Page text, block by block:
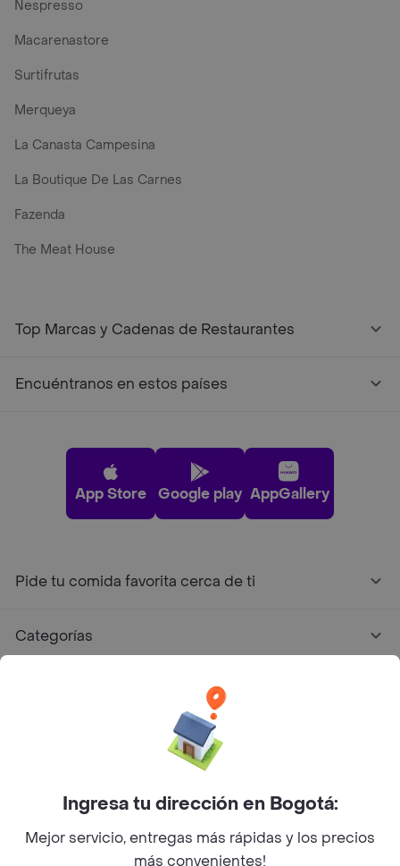
Nespresso
Macarenastore
Surtifrutas
Merqueya
La Canasta Campesina
La Boutique De Las Carnes
Fazenda
The Meat House
Top Marcas y Cadenas de Restaurantes
Encuéntranos en estos países
App Store Google play AppGallery
Pide tu comida favorita cerca de ti
Categorías
Facebook
Twitter
Instagram
©2026Rappi Inc. All rights reserved.
Ingresa tu dirección en Bogotá:
Mejor servicio, entregas más rápidas y los precios
más convenientes!